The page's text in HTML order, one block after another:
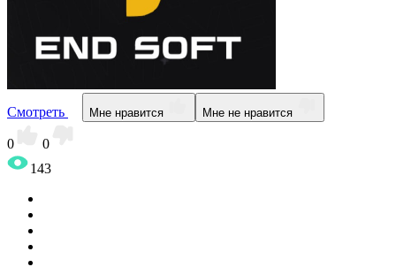
Смотреть Мне нравится Мне не нравится
0
0
143